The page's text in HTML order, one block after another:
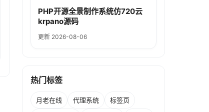
PHP开源全景制作系统仿720云
krpano源码
更新 2026-08-06
热门标签
月老在线 代理系统 标签页